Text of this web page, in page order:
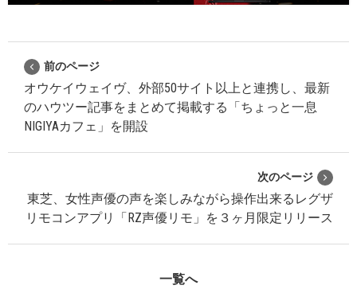
前のページ
オウケイウェイヴ、外部50サイト以上と連携し、最新
のハウツー記事をまとめて掲載する「ちょっと一息
NIGIYAカフェ」を開設
次のページ
東芝、女性声優の声を楽しみながら操作出来るレグザ
リモコンアプリ「RZ声優リモ」を３ヶ月限定リリース
一覧へ